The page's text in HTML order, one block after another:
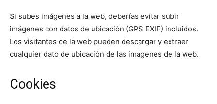
Si subes imágenes a la web, deberías evitar subir
imágenes con datos de ubicación (GPS EXIF) incluidos.
Los visitantes de la web pueden descargar y extraer
cualquier dato de ubicación de las imágenes de la web.
Cookies